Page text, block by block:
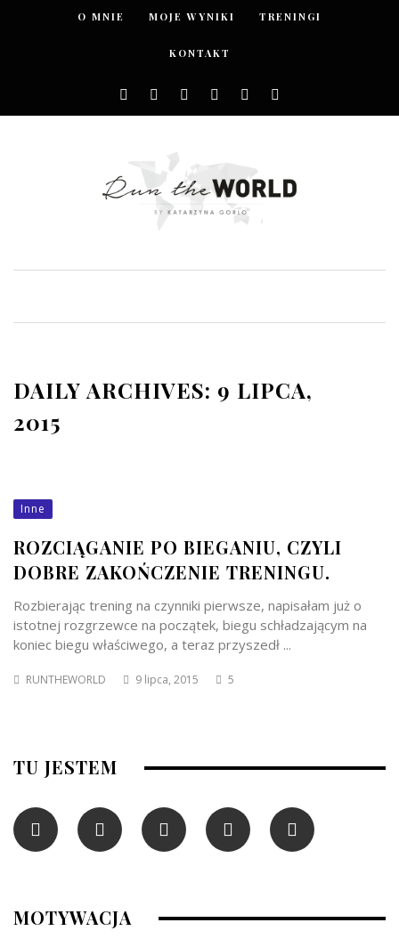
O MNIE MOJE WYNIKI TRENINGI
KONTAKT
DAILY ARCHIVES: 9 LIPCA,
2015
Inne
ROZCIĄGANIE PO BIEGANIU, CZYLI
DOBRE ZAKOŃCZENIE TRENINGU.
Rozbierając trening na czynniki pierwsze, napisałam już o
istotnej rozgrzewce na początek, biegu schładzającym na
koniec biegu właściwego, a teraz przyszedł ...
RUNTHEWORLD 9 lipca, 2015 5
TU JESTEM
MOTYWACJA